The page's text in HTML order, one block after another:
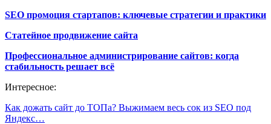
SEO промоция стартапов: ключевые стратегии и практики
Статейное продвижение сайта
Профессиональное администрирование сайтов: когда
стабильность решает всё
Интересное:
Как дожать сайт до ТОПа? Выжимаем весь сок из SEO под
Яндекс…